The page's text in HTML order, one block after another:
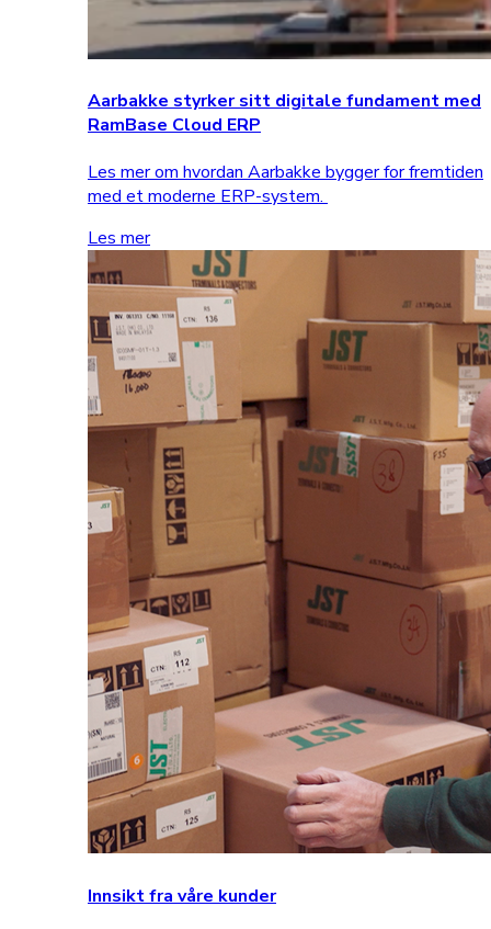
Aarbakke styrker sitt digitale fundament med
RamBase Cloud ERP
Les mer om hvordan Aarbakke bygger for fremtiden
med et moderne ERP-system.
Les mer
Innsikt fra våre kunder